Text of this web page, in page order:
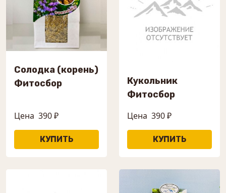
Солодка (корень)
Фитосбор
Цена 390 ₽
Кукольник
Фитосбор
Цена 390 ₽